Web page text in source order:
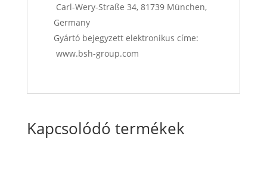
Carl-Wery-Straße 34, 81739 München,
Germany
Gyártó bejegyzett elektronikus címe:
www.bsh-group.com
Kapcsolódó termékek